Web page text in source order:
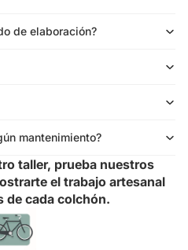
de elaboración?
mantenimiento?
taller, prueba nuestros
el trabajo artesanal
de cada colchón.